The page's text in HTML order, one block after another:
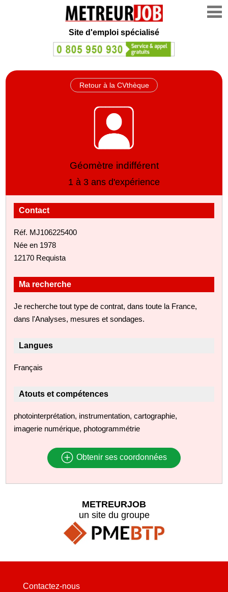
Site d'emploi spécialisé
Retour à la CVthèque
Géomètre indifférent
1 à 3 ans d'expérience
Contact
Réf. MJ106225400
Née en 1978
12170 Requista
Ma recherche
Je recherche tout type de contrat, dans toute la France,
dans l'Analyses, mesures et sondages.
Langues
Français
Atouts et compétences
photointerprétation, instrumentation, cartographie,
imagerie numérique, photogrammétrie
Obtenir ses coordonnées
METREURJOB
un site du groupe
Contactez-nous